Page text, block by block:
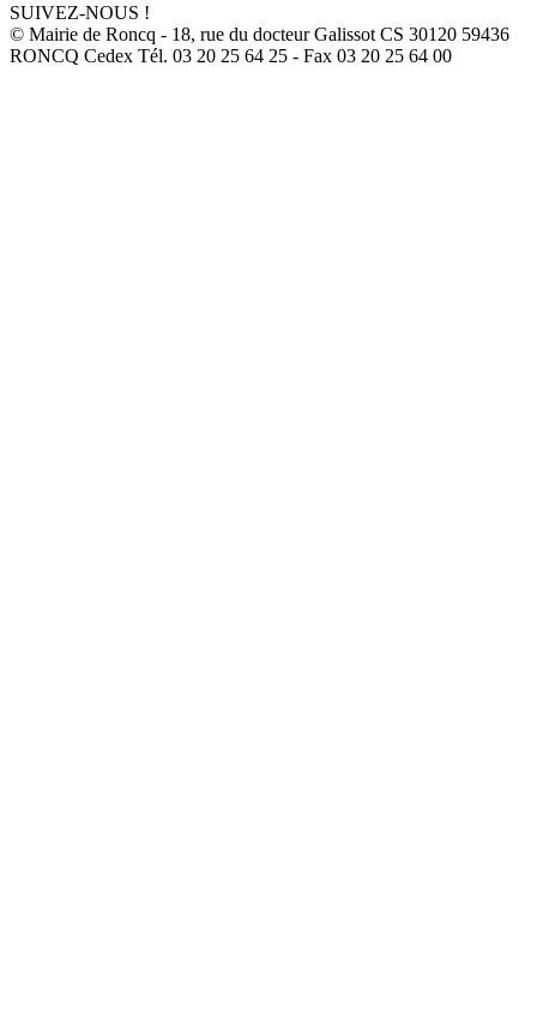
SUIVEZ-NOUS !
© Mairie de Roncq - 18, rue du docteur Galissot CS 30120 59436
RONCQ Cedex Tél. 03 20 25 64 25 - Fax 03 20 25 64 00